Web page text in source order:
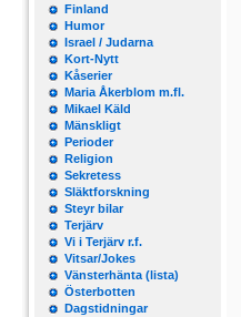
Finland
Humor
Israel / Judarna
Kort-Nytt
Kåserier
Maria Åkerblom m.fl.
Mikael Käld
Mänskligt
Perioder
Religion
Sekretess
Släktforskning
Steyr bilar
Terjärv
Vi i Terjärv r.f.
Vitsar/Jokes
Vänsterhänta (lista)
Österbotten
Dagstidningar